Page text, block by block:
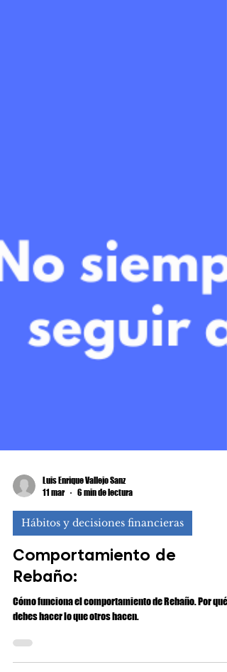
11 mar
6 min de lectura
Comportamiento de
Rebaño:
Cómo funciona el comportamiento de Rebaño. Por qué